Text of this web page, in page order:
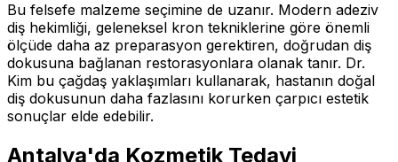
Bu felsefe malzeme seçimine de uzanır. Modern adeziv
diş hekimliği, geleneksel kron tekniklerine göre önemli
ölçüde daha az preparasyon gerektiren, doğrudan diş
dokusuna bağlanan restorasyonlara olanak tanır. Dr.
Kim bu çağdaş yaklaşımları kullanarak, hastanın doğal
diş dokusunun daha fazlasını korurken çarpıcı estetik
sonuçlar elde edebilir.
Antalya'da Kozmetik Tedavi